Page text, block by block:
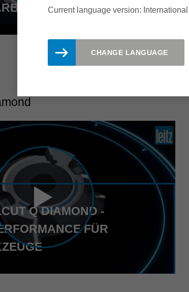
Q DIAMOND -
FÜR
Current language version:
CHANGE LANGUAGE